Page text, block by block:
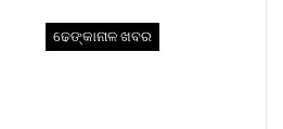
ଢେଙ୍କାନାଳ ଖବର